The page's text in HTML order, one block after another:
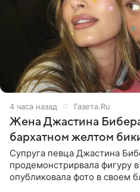
4 часа назад Газета.Ru
Жена Джастина
бархатном желтом
Супруга певца Джастина
продемонстрирвала фигуру
опубликовала фото в своем